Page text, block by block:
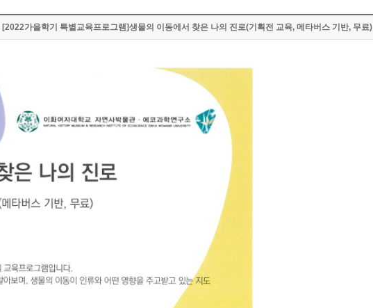
[2022가을학기 특별교육프로그램]생물의 이동에서 찾은 나의 진로(기획전 교육, 메타버스 기반, 무료)